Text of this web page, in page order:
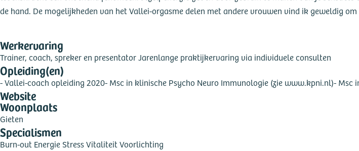
de hand. De mogelijkheden van het Vallei-orgasme delen met andere vrouwen vind ik geweldig om
Werkervaring
Trainer, coach, spreker en presentator Jarenlange praktijkervaring via individuele consulten
Opleiding(en)
- Vallei-coach opleiding 2020- Msc in klinische Psycho Neuro Immunologie (zie www.kpni.nl)- Msc
Website
Woonplaats
Gieten
Specialismen
Burn-out Energie StressVitaliteitVoorlichting